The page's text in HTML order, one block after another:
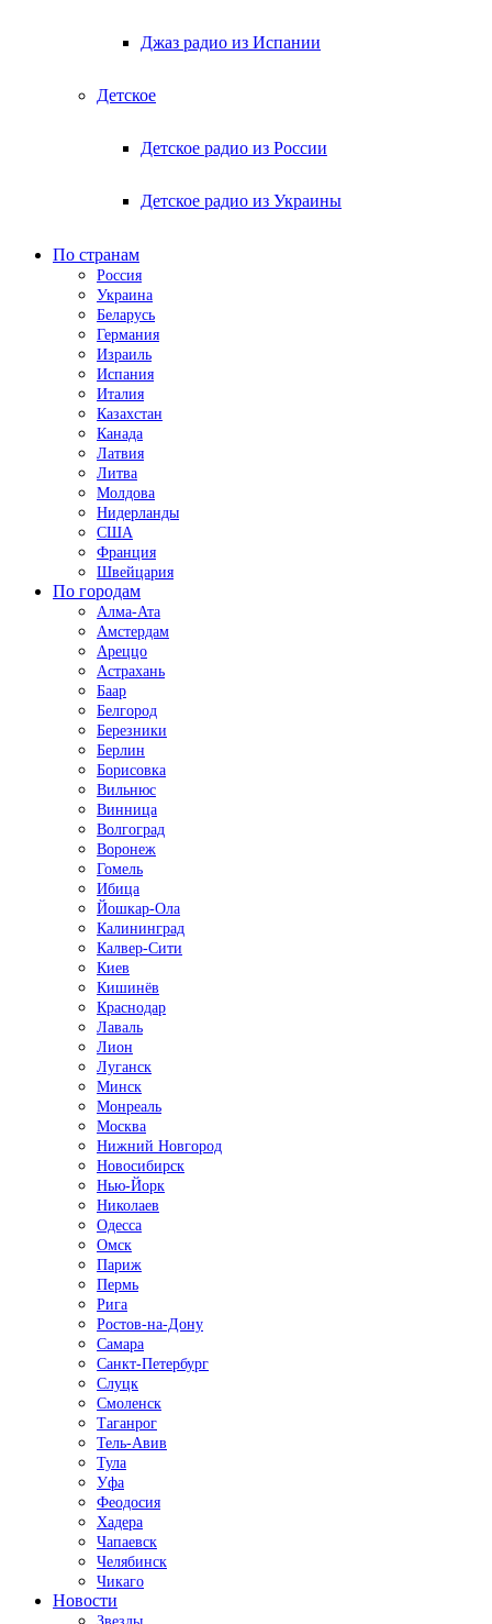
Джаз радио из Испании
Детское
Детское радио из России
Детское радио из Украины
По странам
Россия
Украина
Беларусь
Германия
Израиль
Испания
Италия
Казахстан
Канада
Латвия
Литва
Молдова
Нидерланды
США
Франция
Швейцария
По городам
Алма-Ата
Амстердам
Ареццо
Астрахань
Баар
Белгород
Березники
Берлин
Борисовка
Вильнюс
Винница
Волгоград
Воронеж
Гомель
Ибица
Йошкар-Ола
Калининград
Калвер-Сити
Киев
Кишинёв
Краснодар
Лаваль
Лион
Луганск
Минск
Монреаль
Москва
Нижний Новгород
Новосибирск
Нью-Йорк
Николаев
Одесса
Омск
Париж
Пермь
Рига
Ростов-на-Дону
Самара
Санкт-Петербург
Слуцк
Смоленск
Таганрог
Тель-Авив
Тула
Уфа
Феодосия
Хадера
Чапаевск
Челябинск
Чикаго
Новости